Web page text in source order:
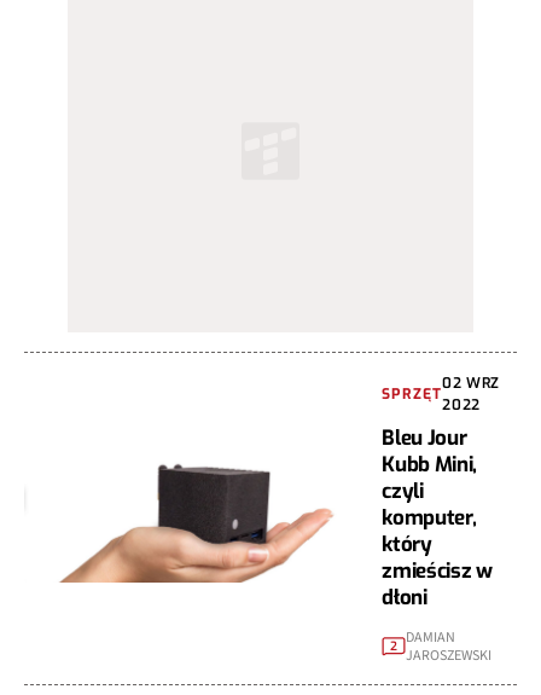
SPRZĘT
02 WRZ
2022
Bleu Jour
Kubb Mini,
czyli
komputer,
który
zmieścisz w
dłoni
2
DAMIAN
JAROSZEWSKI